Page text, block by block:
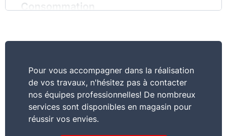
Consommation
Traiter
Conservation stockage
36 mois à partir de la date de fabrication, en
emballage d’origine non ouvert, stocké à l’abri
Pour vous accompagner dans la réalisation
de vos travaux, n'hésitez pas à contacter
nos équipes professionnelles! De nombreux
services sont disponibles en magasin pour
réussir vos envies.